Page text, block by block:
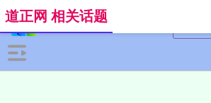
道正网 相关话题